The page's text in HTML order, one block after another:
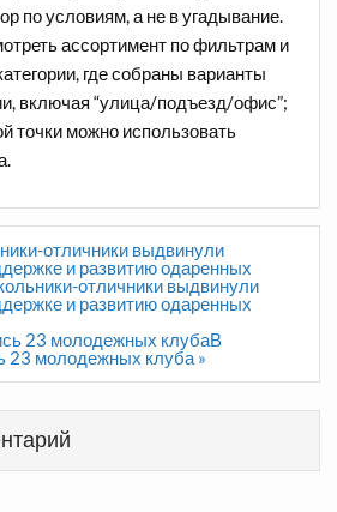
по условиям, а не в угадывание.
ассортимент по фильтрам и
где собраны варианты
включая “улица/подъезд/офис”;
точки можно использовать
отличники выдвинули
и развитию одаренных
отличники выдвинули
и развитию одаренных
23 молодежных клубаВ
23 молодежных клуба »